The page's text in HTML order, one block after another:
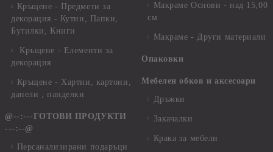
Кръщене - Предмети за
декорация - Кутии, Папки,
Бутилки, Книги
Кръщене - Елементи за
декорация
Кръщене - Хартии, картони,
данели , панделки
@--:---ГОТОВИ ПРОДУКТИ
---:--@
Персанализирани подаръци
Макраме Основи - над 15,00
см
Макраме - Други материали
Опаковки
Мебелен обков и аксесоари
Дръжки
Закачалки
Крака за мебели